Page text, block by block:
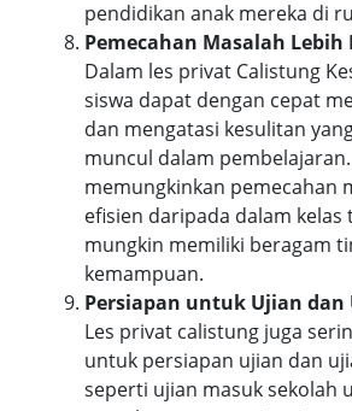
pendidikan anak mereka di
Pemecahan Masalah Lebih
Dalam les privat Calistung
siswa dapat dengan cepat
dan mengatasi kesulitan
muncul dalam
memungkinkan pemecahan
efisien daripada dalam
mungkin memiliki beragam
kemampuan.
Persiapan untuk Ujian dan
Les privat calistung juga
untuk persiapan ujian dan
seperti ujian masuk sekolah